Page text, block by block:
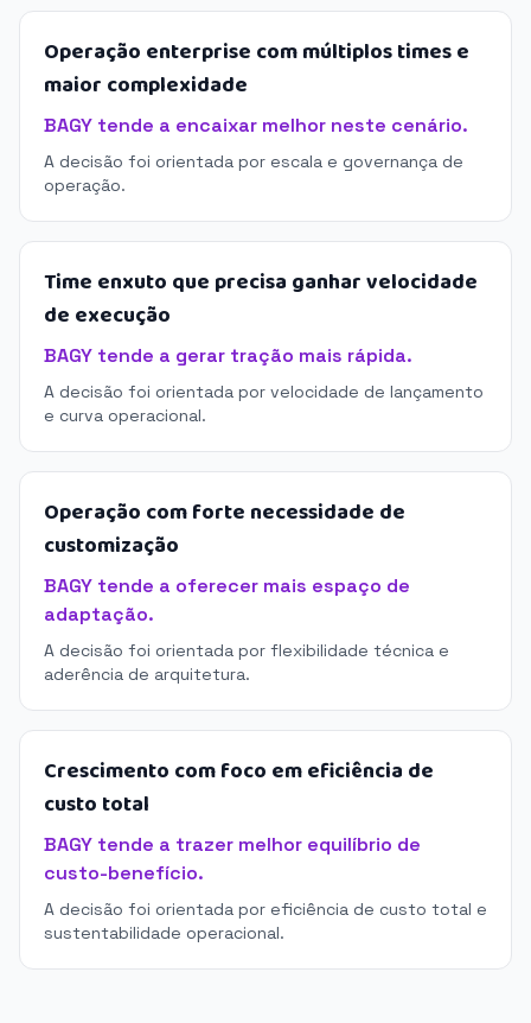
Operação enterprise com múltiplos times e
maior complexidade
BAGY tende a encaixar melhor neste cenário.
A decisão foi orientada por escala e governança de
operação.
Time enxuto que precisa ganhar velocidade
de execução
BAGY tende a gerar tração mais rápida.
A decisão foi orientada por velocidade de lançamento
e curva operacional.
Operação com forte necessidade de
customização
BAGY tende a oferecer mais espaço de
adaptação.
A decisão foi orientada por flexibilidade técnica e
aderência de arquitetura.
Crescimento com foco em eficiência de
custo total
BAGY tende a trazer melhor equilíbrio de
custo-benefício.
A decisão foi orientada por eficiência de custo total e
sustentabilidade operacional.